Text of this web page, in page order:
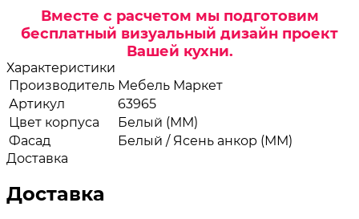
Вместе с расчетом мы подготовим
бесплатный визуальный дизайн проект
Вашей кухни.
Характеристики
Производитель Мебель Маркет
Артикул
63965
Цвет корпуса
Белый (ММ)
Фасад
Белый / Ясень анкор (ММ)
Доставка
Доставка